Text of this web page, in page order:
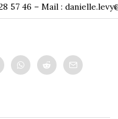
57 46 – Mail :